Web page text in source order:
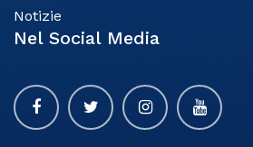
Notizie​
Nel Social Media